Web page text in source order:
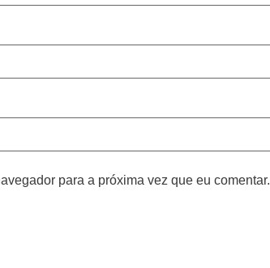
para a próxima vez que eu comentar.